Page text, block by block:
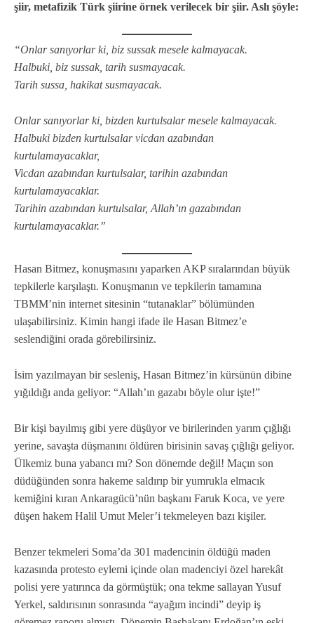
şiir, metafizik Türk şiirine örnek verilecek bir şiir. Aslı şöyle:
“Onlar sanıyorlar ki, biz sussak mesele kalmayacak.
Halbuki, biz sussak, tarih susmayacak.
Tarih sussa, hakikat susmayacak.
Onlar sanıyorlar ki, bizden kurtulsalar mesele kalmayacak.
Halbuki bizden kurtulsalar vicdan azabından
kurtulamayacaklar,
Vicdan azabından kurtulsalar, tarihin azabından
kurtulamayacaklar.
Tarihin azabından kurtulsalar, Allah’ın gazabından
kurtulamayacaklar.”
Hasan Bitmez, konuşmasını yaparken AKP sıralarından büyük
tepkilerle karşılaştı. Konuşmanın ve tepkilerin tamamına
TBMM’nin internet sitesinin “tutanaklar” bölümünden
ulaşabilirsiniz. Kimin hangi ifade ile Hasan Bitmez’e
seslendiğini orada görebilirsiniz.
İsim yazılmayan bir sesleniş, Hasan Bitmez’in kürsünün dibine
yığıldığı anda geliyor: “Allah’ın gazabı böyle olur işte!”
Bir kişi bayılmış gibi yere düşüyor ve birilerinden yarım çığlığı
yerine, savaşta düşmanını öldüren birisinin savaş çığlığı geliyor.
Ülkemiz buna yabancı mı? Son dönemde değil! Maçın son
düdüğünden sonra hakeme saldırıp bir yumrukla elmacık
kemiğini kıran Ankaragücü’nün başkanı Faruk Koca, ve yere
düşen hakem Halil Umut Meler’i tekmeleyen bazı kişiler.
Benzer tekmeleri Soma’da 301 madencinin öldüğü maden
kazasında protesto eylemi içinde olan madenciyi özel harekât
polisi yere yatırınca da görmüştük; ona tekme sallayan Yusuf
Yerkel, saldırısının sonrasında “ayağım incindi” deyip iş